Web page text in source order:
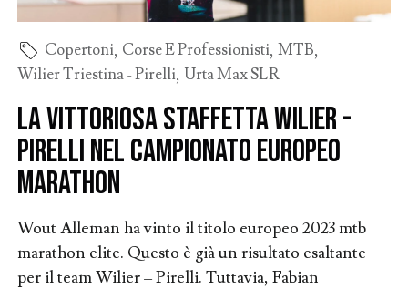
Copertoni, Corse E Professionisti, MTB,
Wilier Triestina - Pirelli, Urta Max SLR
La vittoriosa staffetta Wilier -
Pirelli nel campionato europeo
marathon
Wout Alleman ha vinto il titolo europeo 2023 mtb
marathon elite. Questo è già un risultato esaltante
per il team Wilier – Pirelli. Tuttavia, Fabian